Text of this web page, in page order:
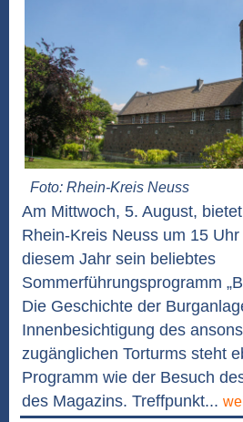
Foto: Rhein-Kreis Neuss
Am Mittwoch, 5. August,
Rhein-Kreis Neuss um 15
diesem Jahr sein beliebtes
Sommerführungsprogramm
Die Geschichte der
Innenbesichtigung des
zugänglichen Torturms steht
Programm wie der Besuch
des Magazins. Treffpunkt...